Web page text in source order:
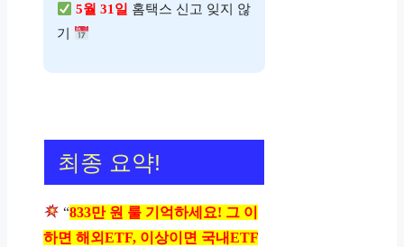
5월 31일 홈택스 신고 잊지 않
기
최종 요약!
“833만 원 룰 기억하세요! 그 이
하면 해외ETF, 이상이면 국내ETF